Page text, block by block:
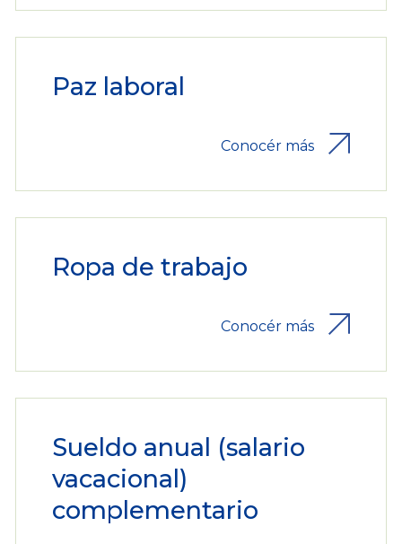
Paz laboral
Conocér más
Ropa de trabajo
Conocér más
Sueldo anual (salario
vacacional)
complementario